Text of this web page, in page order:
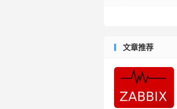
文章推荐